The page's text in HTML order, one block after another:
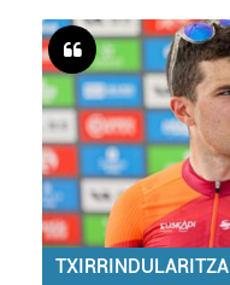
TXIRRINDULARITZA